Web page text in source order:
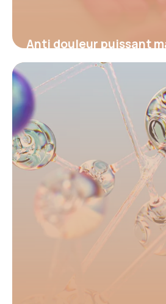
Anti douleur puissant
2026
17 juin 2026